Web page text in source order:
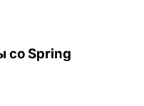
со Spring